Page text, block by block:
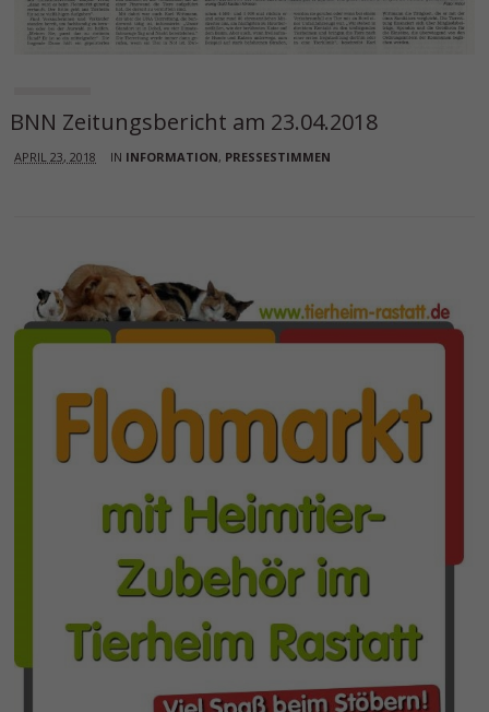
BNN Zeitungsbericht am 23.04.2018
APRIL 23, 2018 IN INFORMATION, PRESSESTIMMEN